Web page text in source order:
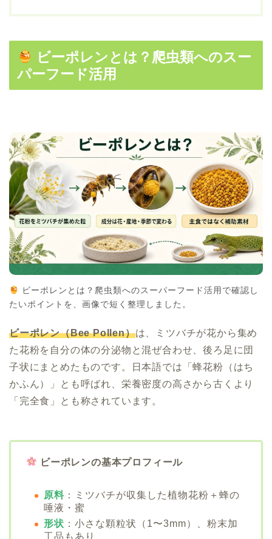
ビーポレンとは？爬虫類へのスー
パーフード活用
ビーポレンとは？爬虫類へのスーパーフード活用で確認し
たいポイントを、画像で短く整理しました。
ビーポレン（Bee Pollen）は、ミツバチが花から集め
た花粉を自分の体の分泌物と混ぜ合わせ、後ろ足に団
子状にまとめたものです。日本語では「蜂花粉（はち
かふん）」とも呼ばれ、栄養密度の高さから古くより
「完全食」とも称されています。
ビーポレンの基本プロフィール
原料 ：ミツバチが収集した植物花粉＋蜂の
唾液・蜜
形状 ：小さな顆粒状（1〜3mm）、粉末加
工品もあり